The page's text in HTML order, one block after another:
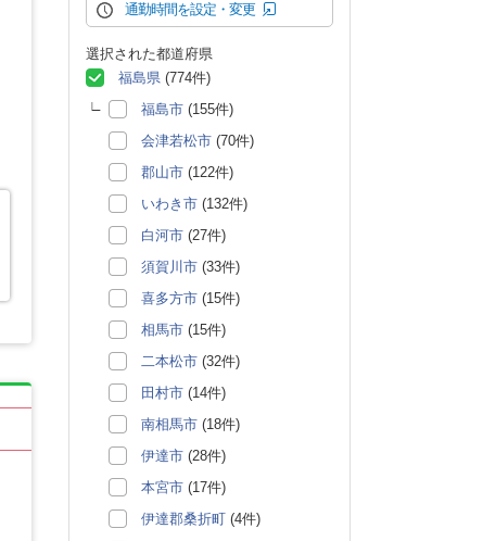
通勤時間を設定・変更
選択された都道府県
福島県 (774件)
福島市 (155件)
会津若松市 (70件)
郡山市 (122件)
いわき市 (132件)
白河市 (27件)
須賀川市 (33件)
喜多方市 (15件)
相馬市 (15件)
二本松市 (32件)
田村市 (14件)
南相馬市 (18件)
伊達市 (28件)
本宮市 (17件)
伊達郡桑折町 (4件)